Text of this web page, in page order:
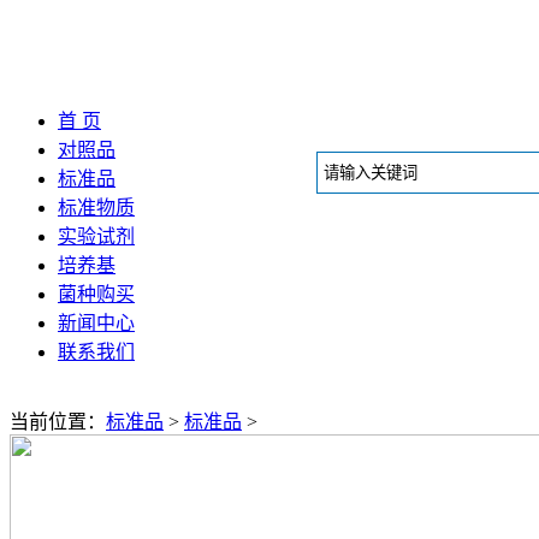
首 页
对照品
标准品
标准物质
实验试剂
培养基
菌种购买
新闻中心
联系我们
当前位置： 标准品 > 标准品 >